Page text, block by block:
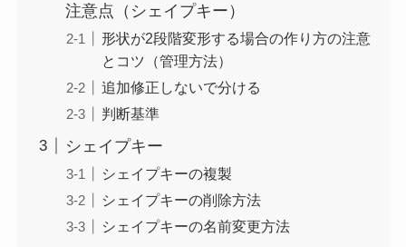
注意点（シェイプキー）
形状が2段階変形する場合の作り方の注意
とコツ（管理方法）
追加修正しないで分ける
判断基準
シェイプキー
シェイプキーの複製
シェイプキーの削除方法
シェイプキーの名前変更方法